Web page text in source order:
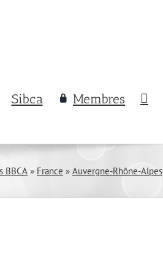
Sibca Membres
BBCA » France » Auvergne-Rhône-Alpes